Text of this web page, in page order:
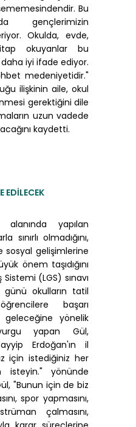
Bu
gençlerimizin
Okulda, evde,
okuyanlar bu
iyi ifade ediyor.
medeniyetidir."
ilişkinin aile, okul
gerektiğini dile
uzun vadede
kaydetti.
EDİLECEK
yapılan
sınırlı olmadığını,
sosyal gelişimlerine
önem taşıdığını
(LGS) sınavı
günü okulların tatil
başarı
geleceğine yönelik
yapan Gül,
Erdoğan'ın il
için istediğiniz her
yönünde
"Bunun için de biz
spor yapmasını,
çalmasını,